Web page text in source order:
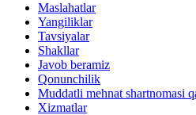
Maslahatlar
Yangiliklar
Tavsiyalar
Shakllar
Javob beramiz
Qonunchilik
Muddatli mehnat shartnomasi
Xizmatlar